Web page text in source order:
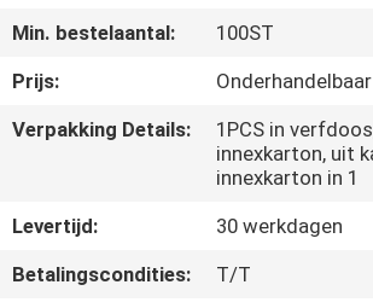
KWALITEITSCONTROLE
CONTACTEER
VERZOEK
Min. bestelaantal:
100ST
Prijs:
Onderhandelbaar
Verpakking Details:
1PCS in
innexkarton, uit
innexkarton in 1
Levertijd:
30 werkdagen
Betalingscondities:
T/T